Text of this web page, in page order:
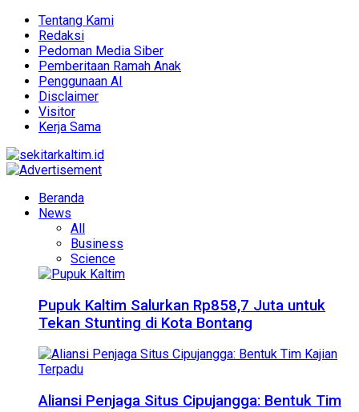
Tentang Kami
Redaksi
Pedoman Media Siber
Pemberitaan Ramah Anak
Penggunaan AI
Disclaimer
Visitor
Kerja Sama
Beranda
News
All
Business
Science
Pupuk Kaltim Salurkan Rp858,7 Juta untuk
Tekan Stunting di Kota Bontang
Aliansi Penjaga Situs Cipujangga: Bentuk Tim